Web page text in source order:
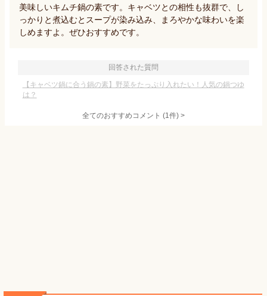
美味しいキムチ鍋の素です。キャベツとの相性も抜群で、し
っかりと煮込むとスープが染み込み、まろやかな味わいを楽
しめますよ。ぜひおすすめです。
回答された質問
【キャベツ鍋に合う鍋の素】野菜をたっぷり入れたい！人気の鍋つゆ
は？
全てのおすすめコメント (1件) >